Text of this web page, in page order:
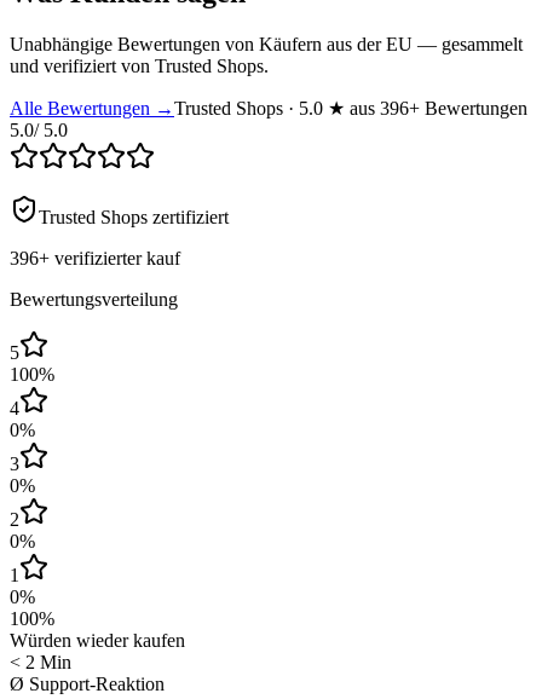
Unabhängige Bewertungen von Käufern aus der EU — gesammelt
und verifiziert von Trusted Shops.
Alle Bewertungen →Trusted Shops · 5.0 ★ aus 396+ Bewertungen
5.0/ 5.0
Trusted Shops zertifiziert
396+ verifizierter kauf
Bewertungsverteilung
5
100%
4
0%
3
0%
2
0%
1
0%
100%
Würden wieder kaufen
< 2 Min
Ø Support-Reaktion